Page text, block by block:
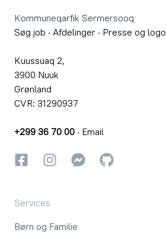
Kommuneqarfik Sermersooq
Søg job · Afdelinger · Presse og logo
Kuussuaq 2,
3900 Nuuk
Grønland
CVR: 31290937
+299 36 70 00 · Email
FacebookInstagramInstagram
GitHub
Services
Børn og Familie